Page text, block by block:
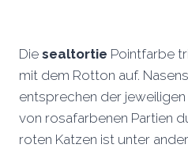
Die sealtortie Pointfarbe
mit dem Rotton auf.
entsprechen der
von rosafarbenen Partien
roten Katzen ist unter